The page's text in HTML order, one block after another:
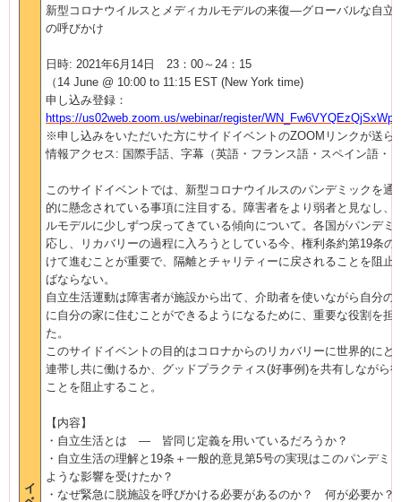
イ
新型コロナウイルスとメディカルモデルの来復―グローバルな自立
の呼びかけ
日時: 2021年6月 14 日 23 ： 00～ 24 ： 15
（ 14 June @ 10:00 to 11:15 EST (New York time)
申し込み登録：
https://us02web.zoom.us/webinar/register/
※申し込みをいただいた方にサイドイベントのZOOM リンクが送ら
情報アクセス: 国際手話、字幕（英語・フランス語・スペイン語・
このサイドイベントでは、新型コロナウイルスのパンデミックを通
的に懸念されている事項に注目する。障害者をより弱者と見なし、
ルモデルに少しずつ戻ってきている傾向について。各国がパンデミ
応し、リカバリーの過程に入ろうとしている今、権利条約第19条の
けて進むことが重要で、隔離とチャリティーに戻されることを阻止
ばならない。
自立生活運動は障害者が施設から出て、介助者を使いながら自分の
に自分の家に住むことができるようになるために、重要な役割を担
た。
このサイドイベントの目的はコロナからのリカバリーに世界的にど
連帯し共に働けるか、グッドプラクティス(好事例 )を共有しながら
ことを阻止すること。
【内容】
・自立生活とは ― 皆同じ定義を用いているだろうか？
・自立生活の理解と 19条＋一般的意見第5号の実現はこのパンデミ
ような影響を受けたか？
・なぜ緊急に脱施設を呼びかける必要があるのか？ 何が必要か？